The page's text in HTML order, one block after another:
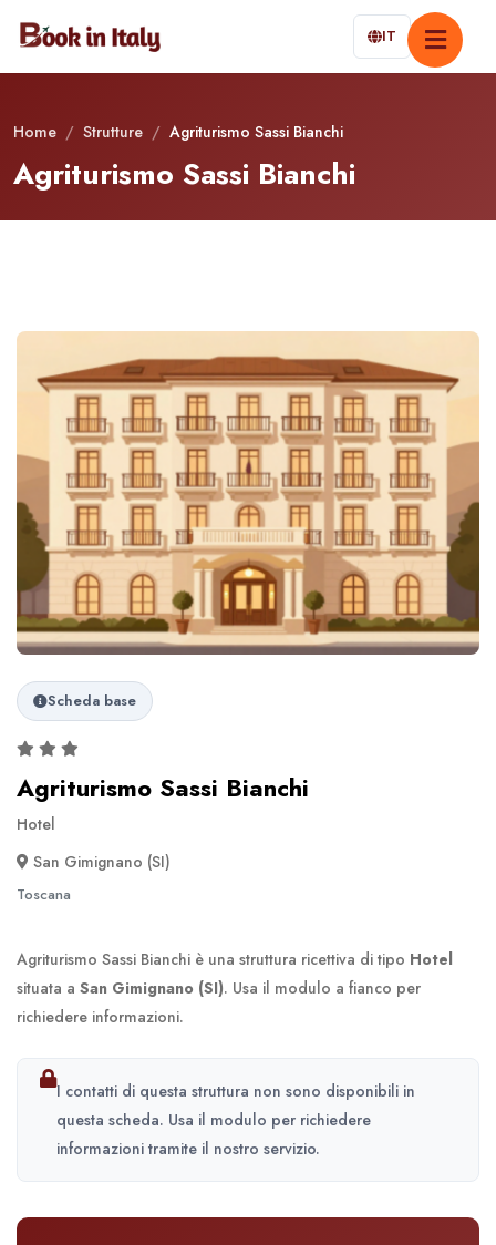
IT
Home / Strutture / Agriturismo Sassi Bianchi
Agriturismo Sassi Bianchi
Scheda base
Agriturismo Sassi Bianchi
Hotel
San Gimignano (SI)
Toscana
Agriturismo Sassi Bianchi è una struttura ricettiva di tipo Hotel
situata a San Gimignano (SI). Usa il modulo a fianco per
richiedere informazioni.
I contatti di questa struttura non sono disponibili in
questa scheda. Usa il modulo per richiedere
informazioni tramite il nostro servizio.